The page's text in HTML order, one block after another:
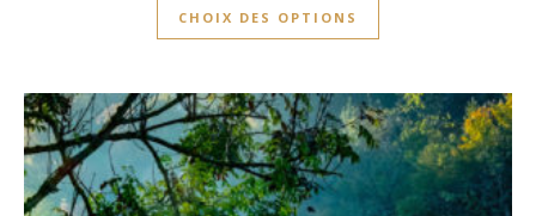
CHOIX DES OPTIONS